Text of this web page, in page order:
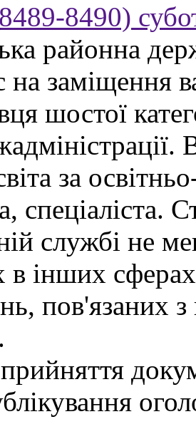
8490)
районна
на заміщення
шостої
за
спеціаліста.
службі не
в інших
пов'язаних